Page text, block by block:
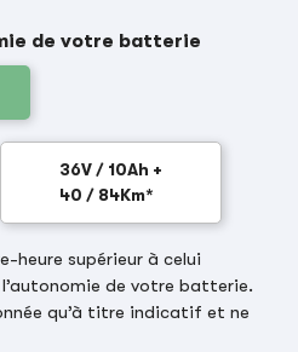
de votre batterie
36V / 10Ah +
40 / 84Km*
heure supérieur à celui
de votre batterie.
qu’à titre indicatif et ne